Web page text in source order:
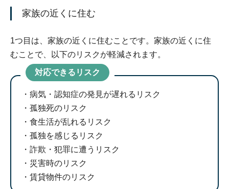
家族の近くに住む
1つ目は、家族の近くに住むことです。家族の近くに住
むことで、以下のリスクが軽減されます。
対応できるリスク
病気・認知症の発見が遅れるリスク
孤独死のリスク
食生活が乱れるリスク
孤独を感じるリスク
詐欺・犯罪に遭うリスク
災害時のリスク
賃貸物件のリスク